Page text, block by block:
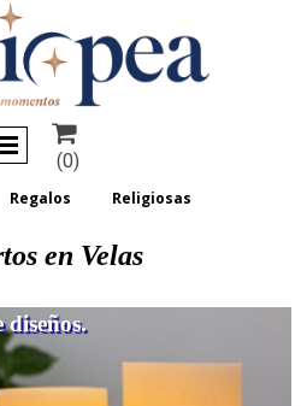

(0)
Regalos Religiosas
en Velas